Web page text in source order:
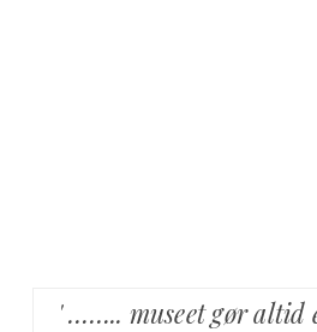
' …….. museet gør altid